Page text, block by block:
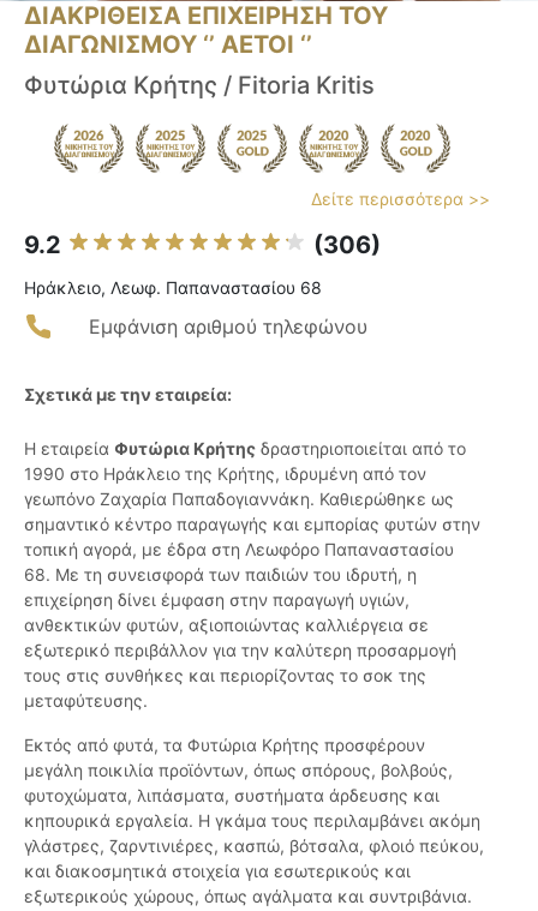
ΔΙΑΚΡΙΘΕΙΣΑ ΕΠΙΧΕΙΡΗΣΗ ΤΟΥ
ΔΙΑΓΩΝΙΣΜΟΥ ‘’ ΑΕΤΟΙ ‘’
Φυτώρια Κρήτης / Fitoria Kritis
Δείτε περισσότερα >>
9.2 (306)
Ηράκλειο, Λεωφ. Παπαναστασίου 68
Εμφάνιση αριθμού τηλεφώνου
Σχετικά με την εταιρεία:
Η εταιρεία Φυτώρια Κρήτης δραστηριοποιείται από το
1990 στο Ηράκλειο της Κρήτης, ιδρυμένη από τον
γεωπόνο Ζαχαρία Παπαδογιαννάκη. Καθιερώθηκε ως
σημαντικό κέντρο παραγωγής και εμπορίας φυτών στην
τοπική αγορά, με έδρα στη Λεωφόρο Παπαναστασίου
68. Με τη συνεισφορά των παιδιών του ιδρυτή, η
επιχείρηση δίνει έμφαση στην παραγωγή υγιών,
ανθεκτικών φυτών, αξιοποιώντας καλλιέργεια σε
εξωτερικό περιβάλλον για την καλύτερη προσαρμογή
τους στις συνθήκες και περιορίζοντας το σοκ της
μεταφύτευσης.
Εκτός από φυτά, τα Φυτώρια Κρήτης προσφέρουν
μεγάλη ποικιλία προϊόντων, όπως σπόρους, βολβούς,
φυτοχώματα, λιπάσματα, συστήματα άρδευσης και
κηπουρικά εργαλεία. Η γκάμα τους περιλαμβάνει ακόμη
γλάστρες, ζαρντινιέρες, κασπώ, βότσαλα, φλοιό πεύκου,
και διακοσμητικά στοιχεία για εσωτερικούς και
εξωτερικούς χώρους, όπως αγάλματα και συντριβάνια.